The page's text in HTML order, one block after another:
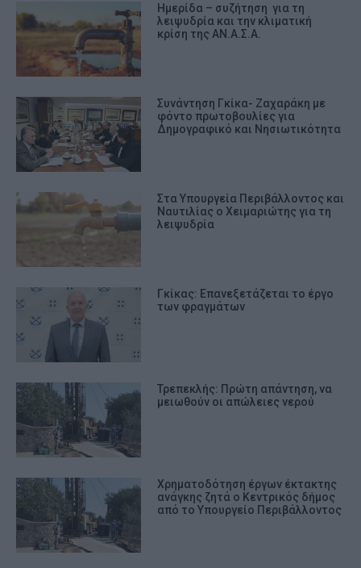
Ημερίδα – συζήτηση για τη
λειψυδρία και την κλιματική
κρίση της ΑΝ.Α.Σ.Α.
Συνάντηση Γκίκα- Ζαχαράκη με
φόντο πρωτοβουλίες για
Δημογραφικό και Νησιωτικότητα
Στα Υπουργεία Περιβάλλοντος και
Ναυτιλίας ο Χειμαριώτης για τη
λειψυδρία
Γκίκας: Επανεξετάζεται το έργο
των φραγμάτων
Τρεπεκλής: Πρώτη απάντηση, να
μειωθούν οι απώλειες νερού
Χρηματοδότηση έργων έκτακτης
ανάγκης ζητά ο Κεντρικός δήμος
από το Υπουργείο Περιβάλλοντος